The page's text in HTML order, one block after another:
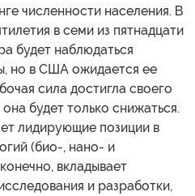
численности населения. В
в семи из пятнадцати
будет наблюдаться
но в США ожидается ее
сила достигла своего
будет только снижаться.
лидирующие позиции в
(био-, нано- и
вкладывает
и разработки,